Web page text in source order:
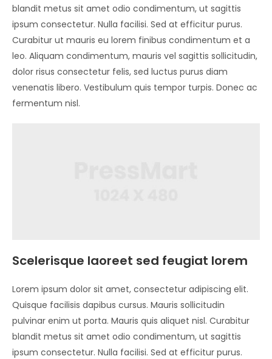
blandit metus sit amet odio condimentum, ut sagittis
ipsum consectetur. Nulla facilisi. Sed at efficitur purus.
Curabitur ut mauris eu lorem finibus condimentum et a
leo. Aliquam condimentum, mauris vel sagittis sollicitudin,
dolor risus consectetur felis, sed luctus purus diam
venenatis libero. Vestibulum quis tempor turpis. Donec ac
fermentum nisl.
Scelerisque laoreet sed feugiat lorem
Lorem ipsum dolor sit amet, consectetur adipiscing elit.
Quisque facilisis dapibus cursus. Mauris sollicitudin
pulvinar enim ut porta. Mauris quis aliquet nisl. Curabitur
blandit metus sit amet odio condimentum, ut sagittis
ipsum consectetur. Nulla facilisi. Sed at efficitur purus.